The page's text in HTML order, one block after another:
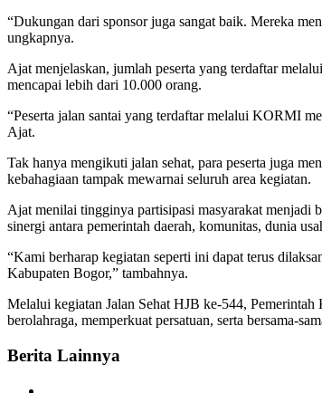
“Dukungan dari sponsor juga sangat baik. Mereka
ungkapnya.
Ajat menjelaskan, jumlah peserta yang terdaftar
mencapai lebih dari 10.000 orang.
“Peserta jalan santai yang terdaftar melalui KORMI
Ajat.
Tak hanya mengikuti jalan sehat, para peserta juga
kebahagiaan tampak mewarnai seluruh area kegiatan.
Ajat menilai tingginya partisipasi masyarakat menjadi
sinergi antara pemerintah daerah, komunitas, dunia
“Kami berharap kegiatan seperti ini dapat terus
Kabupaten Bogor,” tambahnya.
Melalui kegiatan Jalan Sehat HJB ke-544,
berolahraga, memperkuat persatuan, serta bersama-
Berita Lainnya